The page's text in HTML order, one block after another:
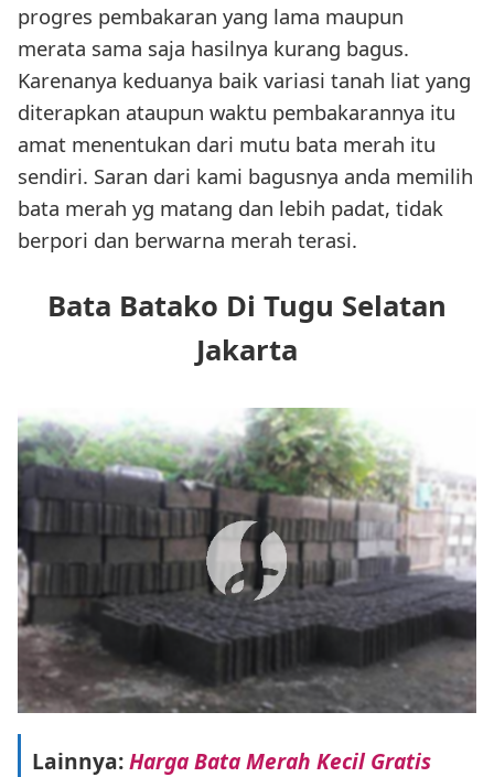
progres pembakaran yang lama maupun
merata sama saja hasilnya kurang bagus.
Karenanya keduanya baik variasi tanah liat yang
diterapkan ataupun waktu pembakarannya itu
amat menentukan dari mutu bata merah itu
sendiri. Saran dari kami bagusnya anda memilih
bata merah yg matang dan lebih padat, tidak
berpori dan berwarna merah terasi.
Bata Batako Di Tugu Selatan
Jakarta
Lainnya:Harga Bata Merah Kecil Gratis